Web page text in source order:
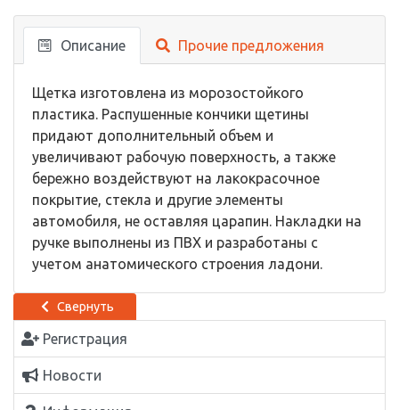
Свернуть
Регистрация
Новости
Описание Прочие предложения
Щетка изготовлена из морозостойкого
пластика. Распушенные кончики щетины
придают дополнительный объем и
увеличивают рабочую поверхность, а также
бережно воздействуют на лакокрасочное
покрытие, стекла и другие элементы
автомобиля, не оставляя царапин. Накладки на
ручке выполнены из ПВХ и разработаны с
учетом анатомического строения ладони.